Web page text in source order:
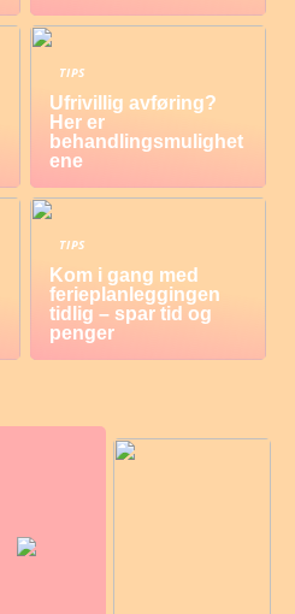
TIPS
Ufrivillig avføring?
Her er
behandlingsmulighet
ene
TIPS
Kom i gang med
ferieplanleggingen
tidlig – spar tid og
penger